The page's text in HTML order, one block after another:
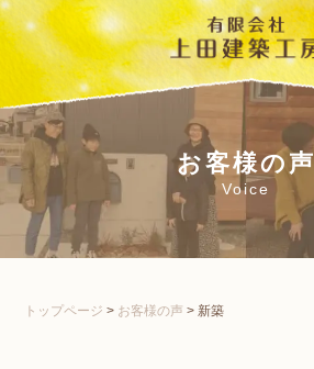
お客様の声
Voice
トップページ > お客様の声 > 新築